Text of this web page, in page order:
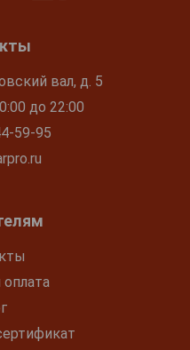
вал, д. 5
до 22:00
59-95